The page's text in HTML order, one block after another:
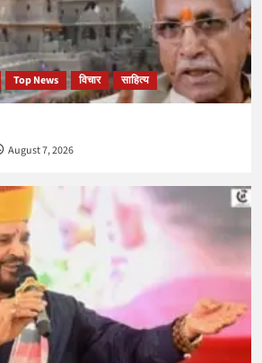
Top News विचार साहित्य
August 7, 2026